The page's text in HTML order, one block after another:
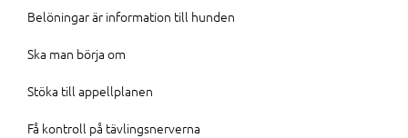
Belöningar är information till hunden
Ska man börja om
Stöka till appellplanen
Få kontroll på tävlingsnerverna